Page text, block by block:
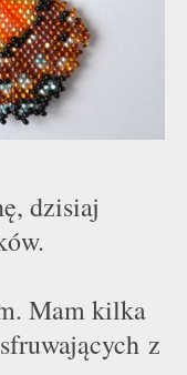
dzisiaj
Mam kilka
z